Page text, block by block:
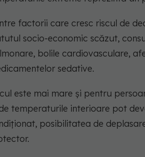
factorii care cresc riscul de
socio-economic scăzut,
bolile cardiovasculare,
sedative.
este mai mare și pentru
temperaturile interioare pot
posibilitatea de